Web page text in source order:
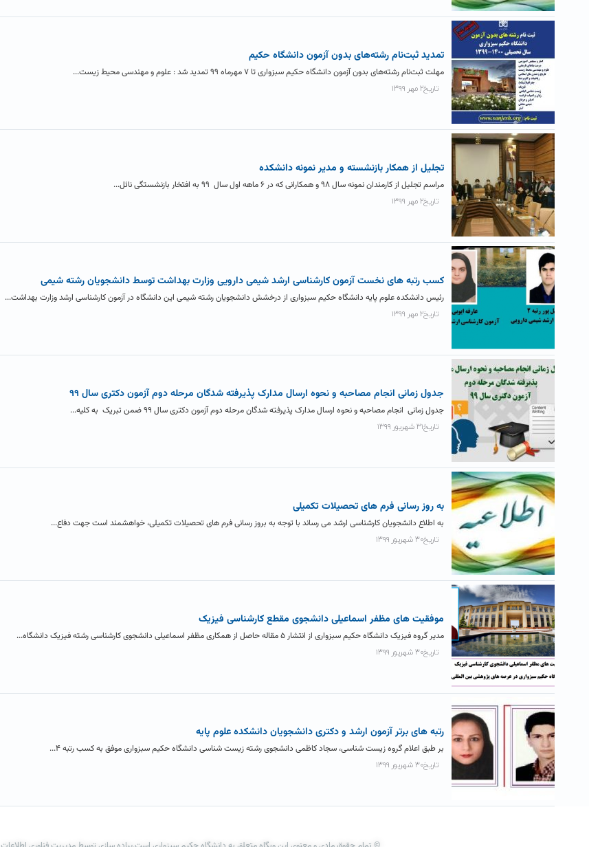
تمدید ثبت‌نام رشته‌های بدون آزمون دانشگاه حکیم
مهلت ثبت‌نام رشته‌های بدون آزمون دانشگاه حکیم سبزواری تا ۷ مهرماه ۹۹ تمدید شد : علوم و مهندسی محیط زیست...
تاریخ۲ مهر ۱۳۹۹
تجلیل از همکار بازنشسته و مدیر نمونه دانشکده
مراسم تجلیل از کارمندان نمونه سال ۹۸ و همکارانی که در ۶ ماهه اول سال ۹۹ به افتخار بازنشستگی نائل...
تاریخ۲ مهر ۱۳۹۹
کسب رتبه های نخست آزمون کارشناسی ارشد شیمی دارویی وزارت بهداشت توسط دانشجویان رشته شیمی
رئیس دانشکده علوم پایه دانشگاه حکیم سبزواری از درخشش دانشجویان رشته شیمی این دانشگاه در آزمون کارشناسی ارشد وزارت بهداشت...
تاریخ۲ مهر ۱۳۹۹
جدول زمانی انجام مصاحبه و نحوه ارسال مدارک پذیرفته شدگان مرحله دوم آزمون دکتری سال ۹۹
جدول زمانی انجام مصاحبه و نحوه ارسال مدارک پذیرفته شدگان مرحله دوم آزمون دکتری سال ۹۹ ضمن تبریک به کلیه...
تاریخ۳۱ شهریور ۱۳۹۹
به روز رسانی فرم های تحصیلات تکمیلی
به اطلاع دانشجویان کارشناسی ارشد می رساند با توجه به بروز رسانی فرم های تحصیلات تکمیلی، خواهشمند است جهت دفاع...
تاریخ۳۰ شهریور ۱۳۹۹
موفقیت های مظفر اسماعیلی دانشجوی مقطع کارشناسی فیزیک
مدیر گروه فیزیک دانشگاه حکیم سبزواری از انتشار ۵ مقاله حاصل از همکاری مظفر اسماعیلی دانشجوی کارشناسی رشته فیزیک دانشگاه...
تاریخ۳۰ شهریور ۱۳۹۹
رتبه های برتر آزمون ارشد و دکتری دانشجویان دانشکده علوم پایه
بر طبق اعلام گروه زیست شناسی، سجاد کاظمی دانشجوی رشته زیست شناسی دانشگاه حکیم سبزواری موفق به کسب رتبه ۴...
تاریخ۳۰ شهریور ۱۳۹۹